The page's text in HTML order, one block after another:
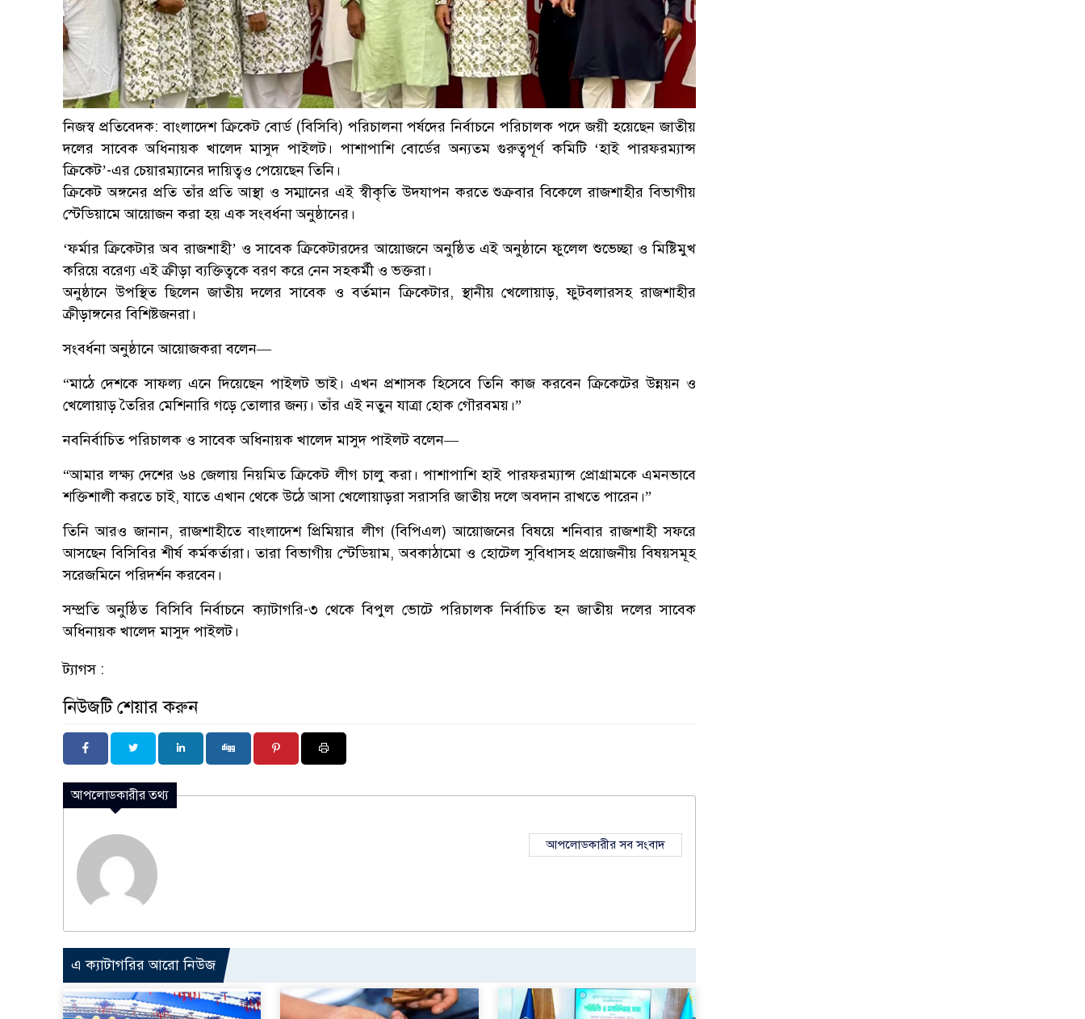
নিজস্ব প্রতিবেদক: বাংলাদেশ ক্রিকেট বোর্ড (বিসিবি) পরিচালনা পর্ষদের নির্বাচনে পরিচালক পদে জয়ী হয়েছেন জাতীয়
দলের সাবেক অধিনায়ক খালেদ মাসুদ পাইলট। পাশাপাশি বোর্ডের অন্যতম গুরুত্বপূর্ণ কমিটি ‘হাই পারফরম্যান্স
ক্রিকেট’-এর চেয়ারম্যানের দায়িত্বও পেয়েছেন তিনি।
ক্রিকেট অঙ্গনের প্রতি তাঁর প্রতি আস্থা ও সম্মানের এই স্বীকৃতি উদযাপন করতে শুক্রবার বিকেলে রাজশাহীর বিভাগীয়
স্টেডিয়ামে আয়োজন করা হয় এক সংবর্ধনা অনুষ্ঠানের।
‘ফর্মার ক্রিকেটার অব রাজশাহী’ ও সাবেক ক্রিকেটারদের আয়োজনে অনুষ্ঠিত এই অনুষ্ঠানে ফুলেল শুভেচ্ছা ও মিষ্টিমুখ
করিয়ে বরেণ্য এই ক্রীড়া ব্যক্তিত্বকে বরণ করে নেন সহকর্মী ও ভক্তরা।
অনুষ্ঠানে উপস্থিত ছিলেন জাতীয় দলের সাবেক ও বর্তমান ক্রিকেটার, স্থানীয় খেলোয়াড়, ফুটবলারসহ রাজশাহীর
ক্রীড়াঙ্গনের বিশিষ্টজনরা।
সংবর্ধনা অনুষ্ঠানে আয়োজকরা বলেন—
“মাঠে দেশকে সাফল্য এনে দিয়েছেন পাইলট ভাই। এখন প্রশাসক হিসেবে তিনি কাজ করবেন ক্রিকেটের উন্নয়ন ও
খেলোয়াড় তৈরির মেশিনারি গড়ে তোলার জন্য। তাঁর এই নতুন যাত্রা হোক গৌরবময়।”
নবনির্বাচিত পরিচালক ও সাবেক অধিনায়ক খালেদ মাসুদ পাইলট বলেন—
“আমার লক্ষ্য দেশের ৬৪ জেলায় নিয়মিত ক্রিকেট লীগ চালু করা। পাশাপাশি হাই পারফরম্যান্স প্রোগ্রামকে এমনভাবে
শক্তিশালী করতে চাই, যাতে এখান থেকে উঠে আসা খেলোয়াড়রা সরাসরি জাতীয় দলে অবদান রাখতে পারেন।”
তিনি আরও জানান, রাজশাহীতে বাংলাদেশ প্রিমিয়ার লীগ (বিপিএল) আয়োজনের বিষয়ে শনিবার রাজশাহী সফরে
আসছেন বিসিবির শীর্ষ কর্মকর্তারা। তারা বিভাগীয় স্টেডিয়াম, অবকাঠামো ও হোটেল সুবিধাসহ প্রয়োজনীয় বিষয়সমূহ
সরেজমিনে পরিদর্শন করবেন।
সম্প্রতি অনুষ্ঠিত বিসিবি নির্বাচনে ক্যাটাগরি-৩ থেকে বিপুল ভোটে পরিচালক নির্বাচিত হন জাতীয় দলের সাবেক
অধিনায়ক খালেদ মাসুদ পাইলট।
ট্যাগস :
নিউজটি শেয়ার করুন
আপলোডকারীর তথ্য
আপলোডকারীর সব সংবাদ
এ ক্যাটাগরির আরো নিউজ